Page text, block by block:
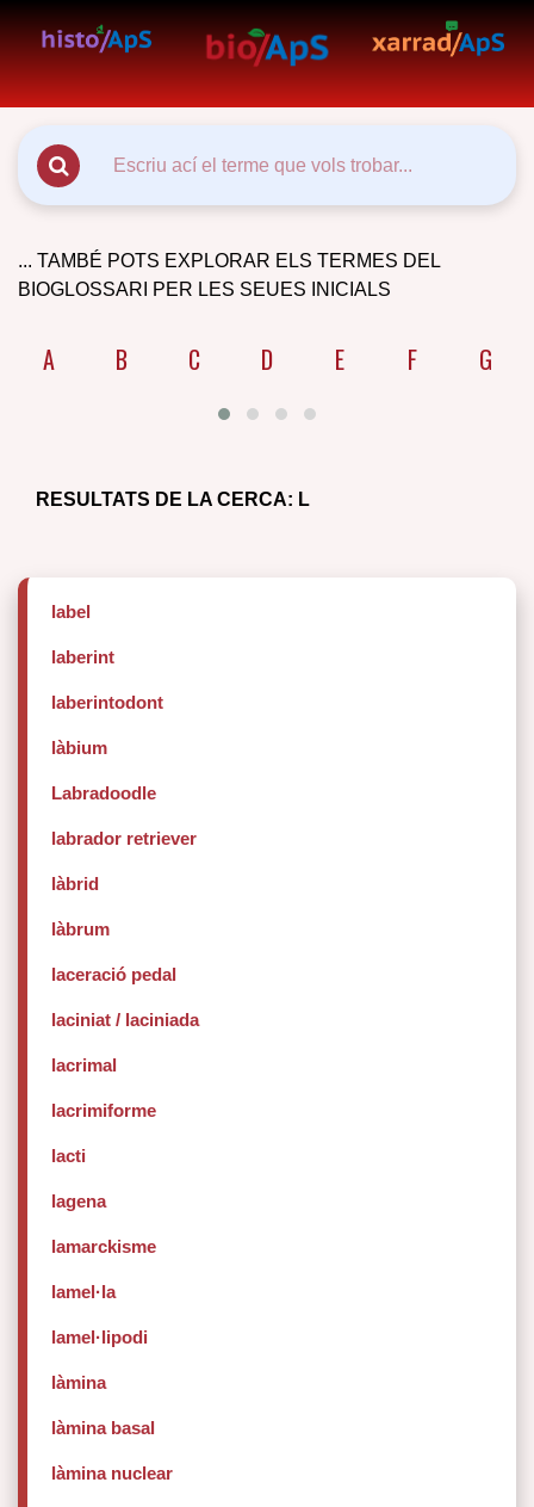
... TAMBÉ POTS EXPLORAR ELS TERMES DEL
BIOGLOSSARI PER LES SEUES INICIALS
A B C D E F G
RESULTATS DE LA CERCA: L
label
laberint
laberintodont
làbium
Labradoodle
labrador retriever
làbrid
làbrum
laceració pedal
laciniat / laciniada
lacrimal
lacrimiforme
lacti
lagena
lamarckisme
lamel·la
lamel·lipodi
làmina
làmina basal
làmina nuclear